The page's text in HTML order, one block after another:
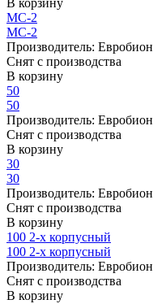
В корзину
МС-2
МС-2
Производитель: Евробион
Снят с производства
В корзину
50
50
Производитель: Евробион
Снят с производства
В корзину
30
30
Производитель: Евробион
Снят с производства
В корзину
100 2-х корпусный
100 2-х корпусный
Производитель: Евробион
Снят с производства
В корзину